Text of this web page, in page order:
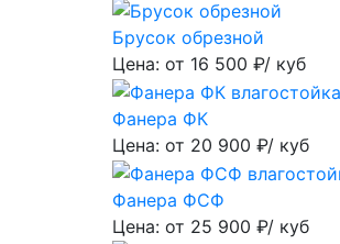
Брусок обрезной
Цена: от 16 500 ₽/ куб
Фанера ФК
Цена: от 20 900 ₽/ куб
Фанера ФСФ
Цена: от 25 900 ₽/ куб